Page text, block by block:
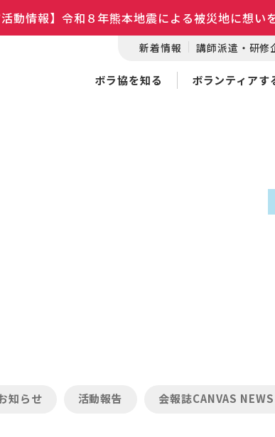
活動情報】令和８年熊本地震による被災地に想い
新着情報 講師派遣・研修
ボラ協を知る ボランティアす
知らせ 活動報告 会報誌CANVAS NEWS